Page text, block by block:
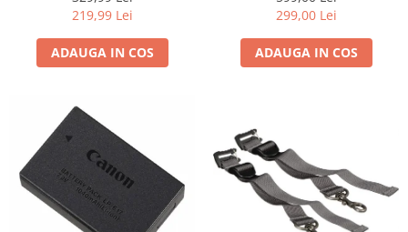
Carduri memorie, Cititoare
Carduri memorie
Cititoare carduri
Telecomenzi
LCD protectie
Recordere audio digitale
Acumulatori si baterii
219,99 Lei
ADAUGA IN COS
299,00 Lei
ADAUGA IN COS